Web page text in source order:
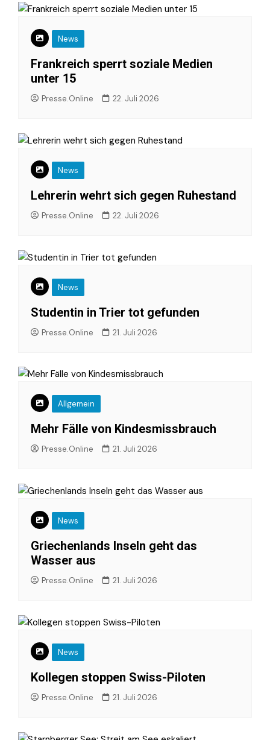
News
Frankreich sperrt soziale Medien
unter 15
Presse.Online 22. Juli 2026
News
Lehrerin wehrt sich gegen Ruhestand
Presse.Online 22. Juli 2026
News
Studentin in Trier tot gefunden
Presse.Online 21. Juli 2026
Allgemein
Mehr Fälle von Kindesmissbrauch
Presse.Online 21. Juli 2026
News
Griechenlands Inseln geht das
Wasser aus
Presse.Online 21. Juli 2026
News
Kollegen stoppen Swiss-Piloten
Presse.Online 21. Juli 2026